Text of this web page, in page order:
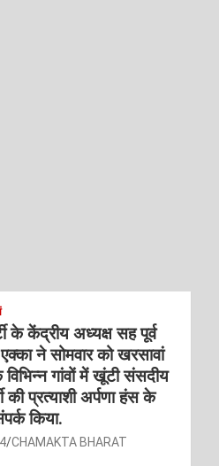
के केंद्रीय अध्यक्ष सह पूर्व
ने सोमवार को खरसावां
गांवों में खूंटी संसदीय
की प्रत्याशी अर्पणा हंस के
किया.
CHAMAKTA BHARAT